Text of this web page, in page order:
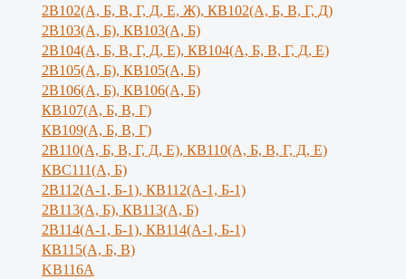
2В102(А, Б, В, Г, Д, Е, Ж), КВ102(А, Б, В, Г, Д)
2В103(А, Б), КВ103(А, Б)
2В104(А, Б, В, Г, Д, Е), КВ104(А, Б, B, Г, Д, E)
2В105(А, Б), КВ105(А, Б)
2В106(А, Б), КВ106(А, Б)
КВ107(А, Б, В, Г)
КВ109(А, Б, В, Г)
2В110(А, Б, В, Г, Д, Е), КВ110(А, Б, B, Г, Д, E)
КВС111(А, Б)
2В112(А-1, Б-1), КВ112(А-1, Б-1)
2В113(А, Б), КВ113(А, Б)
2В114(А-1, Б-1), КВ114(А-1, Б-1)
КВ115(А, Б, В)
KB116A